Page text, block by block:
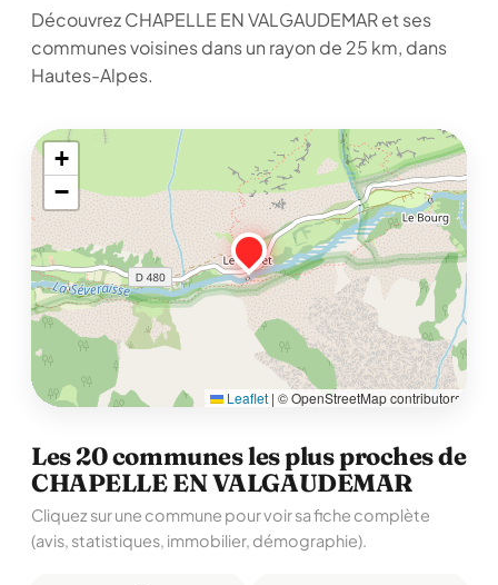
Découvrez CHAPELLE EN VALGAUDEMAR et ses
communes voisines dans un rayon de 25 km, dans
Hautes-Alpes.
+
−
Leaflet | © OpenStreetMap contributors
Les 20 communes les plus proches de
CHAPELLE EN VALGAUDEMAR
Cliquez sur une commune pour voir sa fiche complète
(avis, statistiques, immobilier, démographie).